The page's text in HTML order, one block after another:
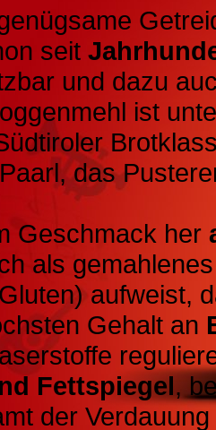
seit
und dazu
ist
das
Geschmack her
als
aufweist,
Gehalt an
Fettspiegel,
der